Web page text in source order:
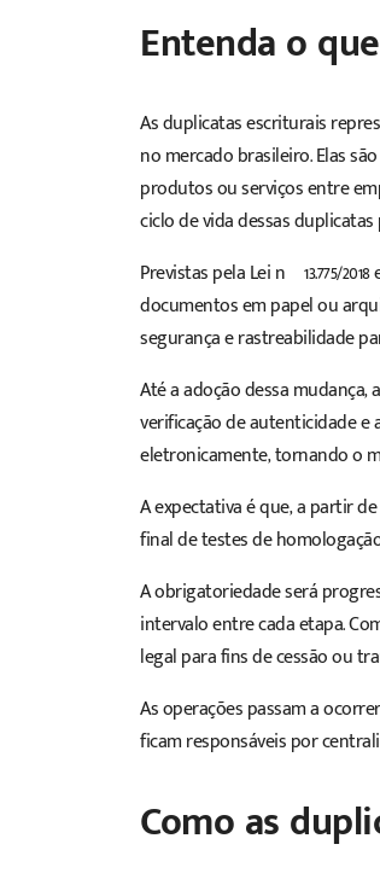
Entenda o
As duplicatas escriturais
no mercado brasileiro. Elas
produtos ou serviços entre
ciclo de vida dessas
Previstas pelaLei nº 13.775/2018
documentos em papel ou
segurança e rastreabilidade
Até a adoção dessa
verificação de autenticidade
eletronicamente, tornando o
A expectativa é que, a partir
final de testes de
A obrigatoriedade será
intervalo entre cada etapa.
legal para fins de cessão ou
As operações passam a
ficam responsáveis por
Como as